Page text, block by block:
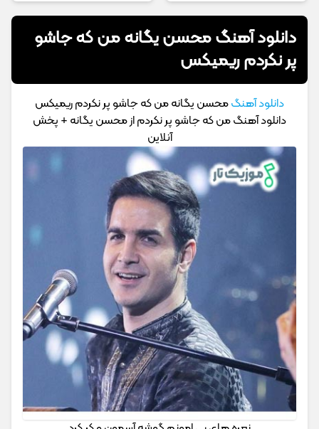
دانلود آهنگ محسن یگانه من که جاشو
پر نکردم ریمیکس
دانلود آهنگمحسن یگانه من که جاشو پر نکردم ریمیکس
دانلود آهنگ من که جاشو پر نکردم از محسن یگانه + پخش
آنلاین